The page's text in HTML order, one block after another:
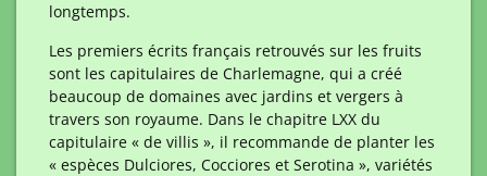
longtemps.
Les premiers écrits français retrouvés sur les fruits
sont les capitulaires de Charlemagne, qui a créé
beaucoup de domaines avec jardins et vergers à
travers son royaume. Dans le chapitre LXX du
capitulaire « de villis », il recommande de planter les
« espèces Dulciores, Cocciores et Serotina », variétés